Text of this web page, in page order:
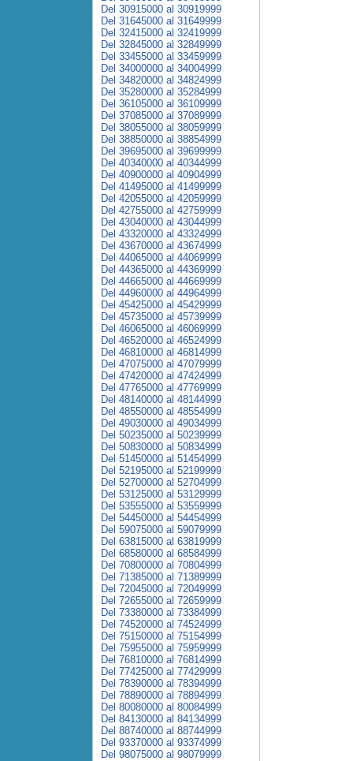
Del 30915000 al 30919999
Del 31645000 al 31649999
Del 32415000 al 32419999
Del 32845000 al 32849999
Del 33455000 al 33459999
Del 34000000 al 34004999
Del 34820000 al 34824999
Del 35280000 al 35284999
Del 36105000 al 36109999
Del 37085000 al 37089999
Del 38055000 al 38059999
Del 38850000 al 38854999
Del 39695000 al 39699999
Del 40340000 al 40344999
Del 40900000 al 40904999
Del 41495000 al 41499999
Del 42055000 al 42059999
Del 42755000 al 42759999
Del 43040000 al 43044999
Del 43320000 al 43324999
Del 43670000 al 43674999
Del 44065000 al 44069999
Del 44365000 al 44369999
Del 44665000 al 44669999
Del 44960000 al 44964999
Del 45425000 al 45429999
Del 45735000 al 45739999
Del 46065000 al 46069999
Del 46520000 al 46524999
Del 46810000 al 46814999
Del 47075000 al 47079999
Del 47420000 al 47424999
Del 47765000 al 47769999
Del 48140000 al 48144999
Del 48550000 al 48554999
Del 49030000 al 49034999
Del 50235000 al 50239999
Del 50830000 al 50834999
Del 51450000 al 51454999
Del 52195000 al 52199999
Del 52700000 al 52704999
Del 53125000 al 53129999
Del 53555000 al 53559999
Del 54450000 al 54454999
Del 59075000 al 59079999
Del 63815000 al 63819999
Del 68580000 al 68584999
Del 70800000 al 70804999
Del 71385000 al 71389999
Del 72045000 al 72049999
Del 72655000 al 72659999
Del 73380000 al 73384999
Del 74520000 al 74524999
Del 75150000 al 75154999
Del 75955000 al 75959999
Del 76810000 al 76814999
Del 77425000 al 77429999
Del 78390000 al 78394999
Del 78890000 al 78894999
Del 80080000 al 80084999
Del 84130000 al 84134999
Del 88740000 al 88744999
Del 93370000 al 93374999
Del 98075000 al 98079999